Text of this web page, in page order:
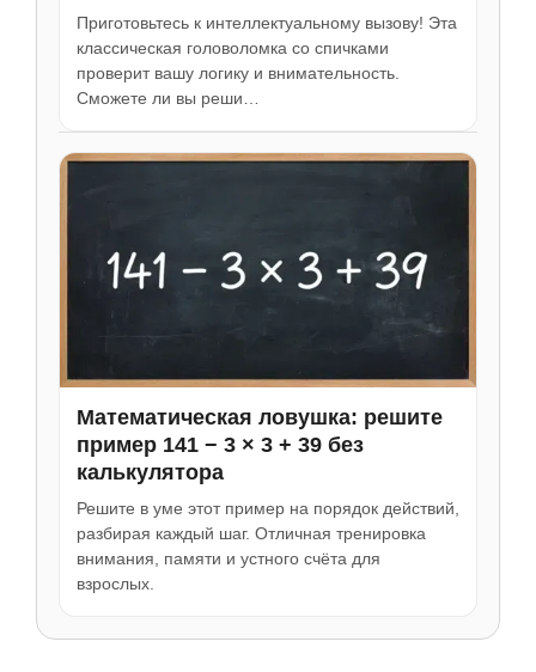
Приготовьтесь к интеллектуальному вызову! Эта
классическая головоломка со спичками
проверит вашу логику и внимательность.
Сможете ли вы реши…
Математическая ловушка: решите
пример 141 − 3 × 3 + 39 без
калькулятора
Решите в уме этот пример на порядок действий,
разбирая каждый шаг. Отличная тренировка
внимания, памяти и устного счёта для
взрослых.